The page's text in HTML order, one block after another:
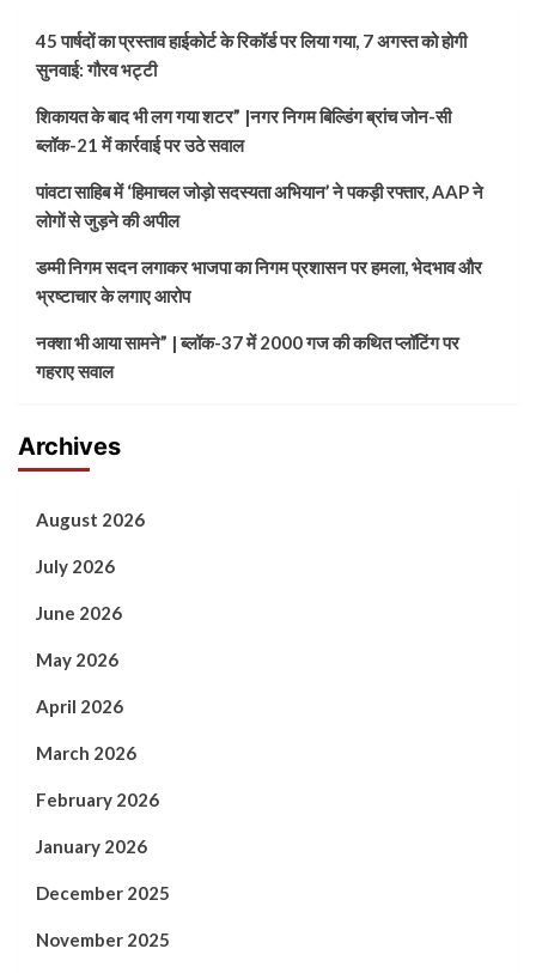
45 पार्षदों का प्रस्ताव हाईकोर्ट के रिकॉर्ड पर लिया गया, 7 अगस्त को होगी
सुनवाई: गौरव भट्टी
शिकायत के बाद भी लग गया शटर” |नगर निगम बिल्डिंग ब्रांच जोन-सी
ब्लॉक-21 में कार्रवाई पर उठे सवाल
पांवटा साहिब में ‘हिमाचल जोड़ो सदस्यता अभियान’ ने पकड़ी रफ्तार, AAP ने
लोगों से जुड़ने की अपील
डम्मी निगम सदन लगाकर भाजपा का निगम प्रशासन पर हमला, भेदभाव और
भ्रष्टाचार के लगाए आरोप
नक्शा भी आया सामने” | ब्लॉक-37 में 2000 गज की कथित प्लॉटिंग पर
गहराए सवाल
Archives
August 2026
July 2026
June 2026
May 2026
April 2026
March 2026
February 2026
January 2026
December 2025
November 2025